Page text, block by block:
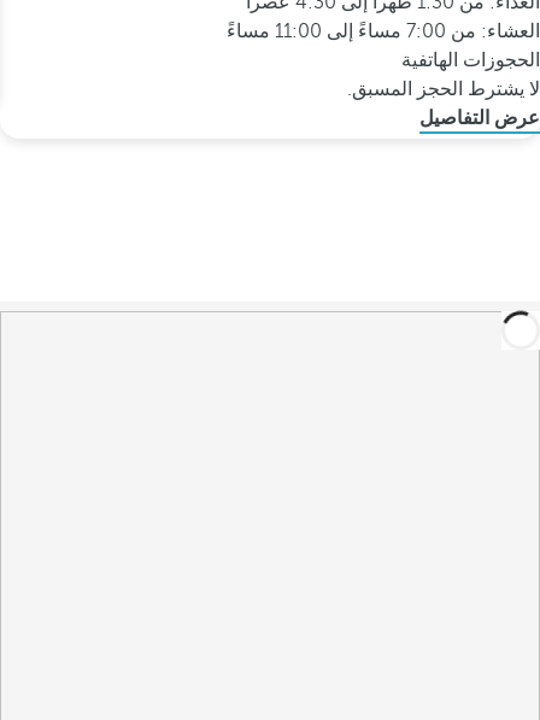
العشاء: من 7:00 مساءً إلى 11:00 مساءً
الحجوزات الهاتفية
لا يشترط الحجز المسبق.
عرض التفاصيل